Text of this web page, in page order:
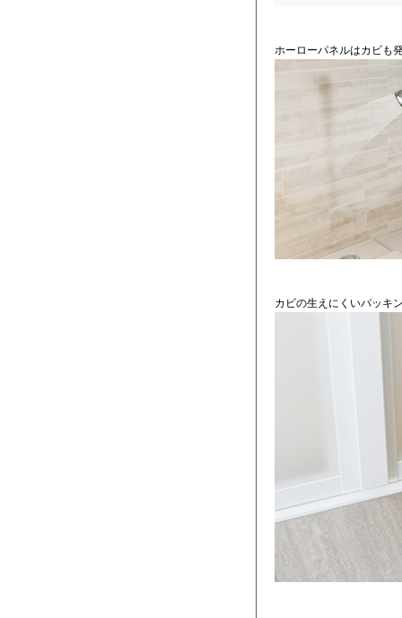
ホーローパネルはカビも
カビの生えにくいパッキ